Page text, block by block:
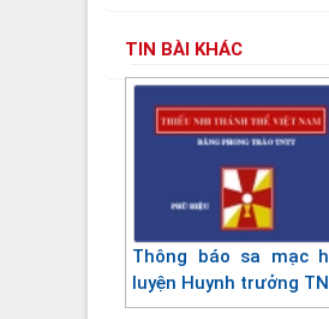
TIN BÀI KHÁC
Thông báo sa mạc
luyện Huynh trưởng